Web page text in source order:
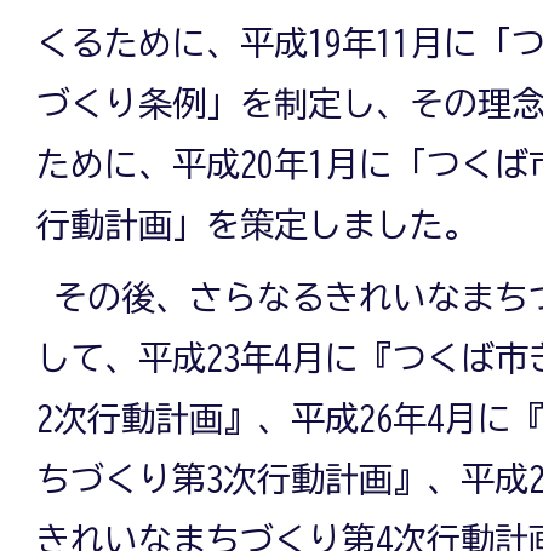
くるために、平成19年11月に「
づくり条例」を制定し、その理
ために、平成20年1月に「つく
行動計画」を策定しました。
その後、さらなるきれいなまち
して、平成23年4月に『つくば
2次行動計画』、平成26年4月に
ちづくり第3次行動計画』、平成
きれいなまちづくり第4次行動計